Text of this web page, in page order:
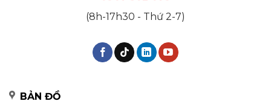
(8h-17h30 - Thứ 2-7)
BẢN ĐỒ